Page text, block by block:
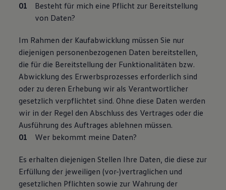
Besteht für mich eine Pflicht zur Bereitstellung
von Daten?
Im Rahmen der Kaufabwicklung müssen Sie nur
diejenigen personenbezogenen Daten bereitstellen,
die für die Bereitstellung der Funktionalitäten bzw.
Abwicklung des Erwerbsprozesses erforderlich sind
oder zu deren Erhebung wir als Verantwortlicher
gesetzlich verpflichtet sind. Ohne diese Daten werden
wir in der Regel den Abschluss des Vertrages oder die
Ausführung des Auftrages ablehnen müssen.
Wer bekommt meine Daten?
Es erhalten diejenigen Stellen Ihre Daten, die diese zur
Erfüllung der jeweiligen (vor-)vertraglichen und
gesetzlichen Pflichten sowie zur Wahrung der